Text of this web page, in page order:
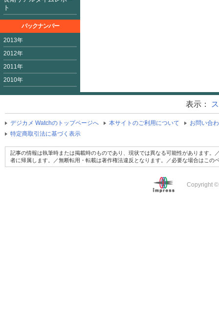
ト
バックナンバー
2013年
2012年
2011年
2010年
表示：
デジカメ Watchのトップページへ 本サイトのご利用について
お問い合
特定商取引法に基づく表示
記事の情報は執筆時または掲載時のものであり、現状では異なる可能性があります
者に帰属します。／無断転用・転載は著作権法違反となります。／必要な場合はこ
Copyright